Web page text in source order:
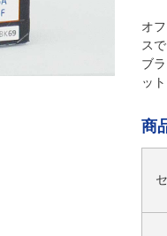
オ
ス
ブ
ッ
商